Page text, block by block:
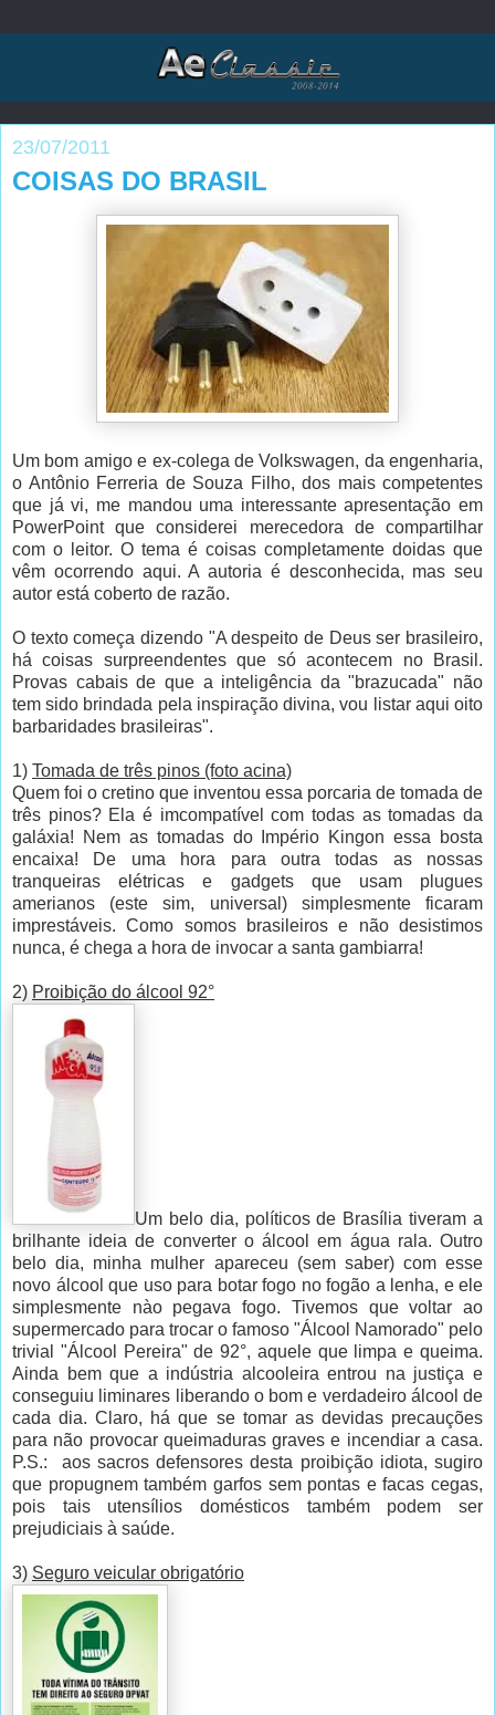
23/07/2011
COISAS DO BRASIL
Um bom amigo e ex-colega de Volkswagen, da engenharia,
o Antônio Ferreria de Souza Filho, dos mais competentes
que já vi, me mandou uma interessante apresentação em
PowerPoint que considerei merecedora de compartilhar
com o leitor. O tema é coisas completamente doidas que
vêm ocorrendo aqui. A autoria é desconhecida, mas seu
autor está coberto de razão.
O texto começa dizendo "A despeito de Deus ser brasileiro,
há coisas surpreendentes que só acontecem no Brasil.
Provas cabais de que a inteligência da "brazucada" não
tem sido brindada pela inspiração divina, vou listar aqui oito
barbaridades brasileiras".
1) Tomada de três pinos (foto acina)
Quem foi o cretino que inventou essa porcaria de tomada de
três pinos? Ela é imcompatível com todas as tomadas da
galáxia! Nem as tomadas do Império Kingon essa bosta
encaixa! De uma hora para outra todas as nossas
tranqueiras elétricas e gadgets que usam plugues
amerianos (este sim, universal) simplesmente ficaram
imprestáveis. Como somos brasileiros e não desistimos
nunca, é chega a hora de invocar a santa gambiarra!
2) Proibição do álcool 92°
Um belo dia, políticos de Brasília tiveram a
brilhante ideia de converter o álcool em água rala. Outro
belo dia, minha mulher apareceu (sem saber) com esse
novo álcool que uso para botar fogo no fogão a lenha, e ele
simplesmente nào pegava fogo. Tivemos que voltar ao
supermercado para trocar o famoso "Álcool Namorado" pelo
trivial "Álcool Pereira" de 92°, aquele que limpa e queima.
Ainda bem que a indústria alcooleira entrou na justiça e
conseguiu liminares liberando o bom e verdadeiro álcool de
cada dia. Claro, há que se tomar as devidas precauções
para não provocar queimaduras graves e incendiar a casa.
P.S.: aos sacros defensores desta proibição idiota, sugiro
que propugnem também garfos sem pontas e facas cegas,
pois tais utensílios domésticos também podem ser
prejudiciais à saúde.
3) Seguro veicular obrigatório